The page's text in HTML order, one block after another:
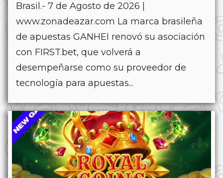
Brasil.- 7 de Agosto de 2026 |
www.zonadeazar.com La marca brasileña
de apuestas GANHEI renovó su asociación
con FIRST.bet, que volverá a
desempeñarse como su proveedor de
tecnología para apuestas...